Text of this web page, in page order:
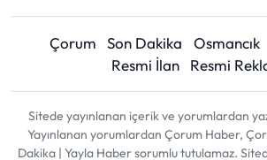
Çorum Son Dakika Osmancık
Resmi İlan
Resmi
Sitede yayınlanan içerik ve yorumlardan
Yayınlanan yorumlardan Çorum Haber,
Dakika | Yayla Haber sorumlu tutulamaz.